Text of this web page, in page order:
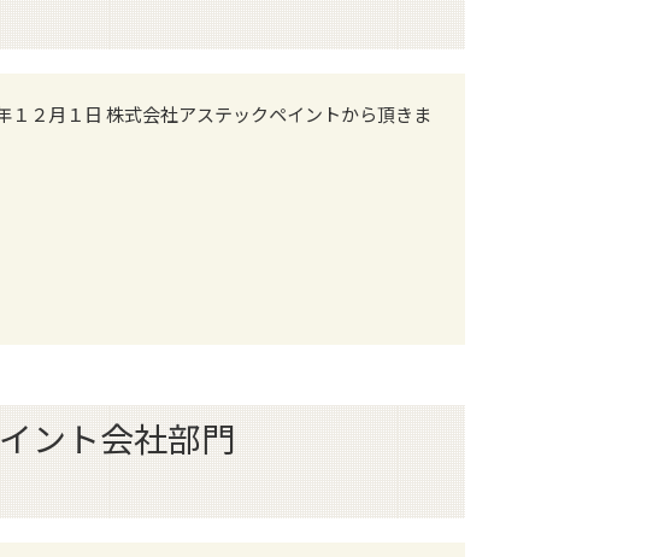
１２月１日 株式会社アステックペイントから頂きま
クペイント会社部門